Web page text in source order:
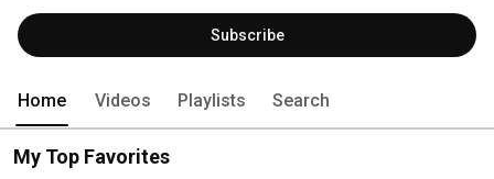
Subscribe
Home Videos Playlists Search
My Top Favorites